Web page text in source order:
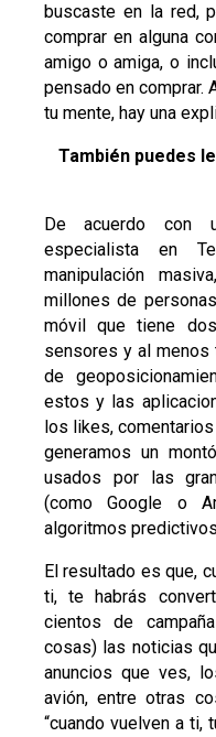
buscaste en la red,
comprar en alguna
amigo o amiga, o
pensado en comprar.
tu mente, hay una
También puedes
De acuerdo con
especialista en
manipulación
millones de
móvil que tiene
sensores y al
de
estos y las
los likes,
generamos un
usados por las
(como Google o
algoritmos
El resultado es que,
ti, te habrás
cientos de
cosas) las noticias
anuncios que ves,
avión, entre otras
“cuando vuelven a ti,